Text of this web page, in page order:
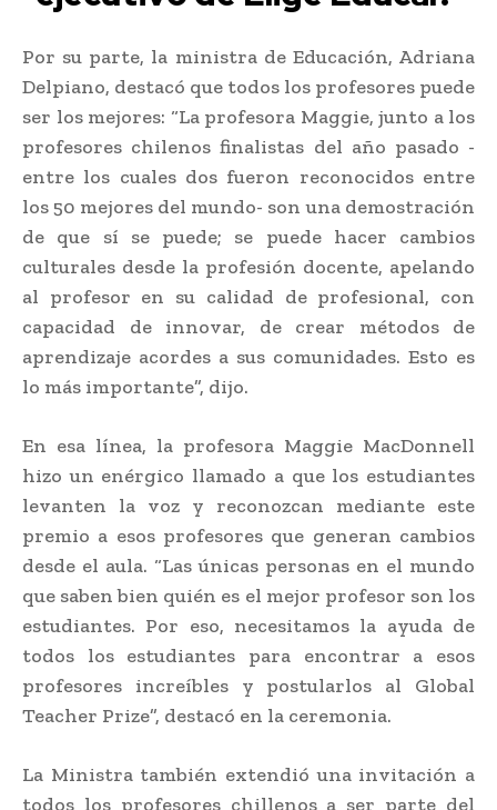
Por su parte, la ministra de Educación, Adriana
Delpiano, destacó que todos los profesores puede
ser los mejores: “La profesora Maggie, junto a los
profesores chilenos finalistas del año pasado -
entre los cuales dos fueron reconocidos entre
los 50 mejores del mundo- son una demostración
de que sí se puede; se puede hacer cambios
culturales desde la profesión docente, apelando
al profesor en su calidad de profesional, con
capacidad de innovar, de crear métodos de
aprendizaje acordes a sus comunidades. Esto es
lo más importante”, dijo.
En esa línea, la profesora Maggie MacDonnell
hizo un enérgico llamado a que los estudiantes
levanten la voz y reconozcan mediante este
premio a esos profesores que generan cambios
desde el aula. “Las únicas personas en el mundo
que saben bien quién es el mejor profesor son los
estudiantes. Por eso, necesitamos la ayuda de
todos los estudiantes para encontrar a esos
profesores increíbles y postularlos al Global
Teacher Prize”, destacó en la ceremonia.
La Ministra también extendió una invitación a
todos los profesores chillenos a ser parte del